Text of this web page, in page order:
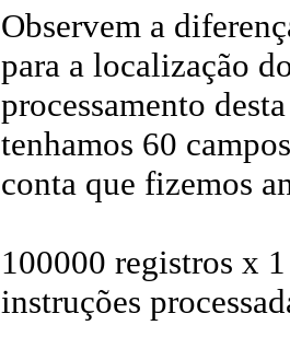
Observem a
para a localização
processamento
tenhamos 60
conta que fizemos
100000 registros x
instruções